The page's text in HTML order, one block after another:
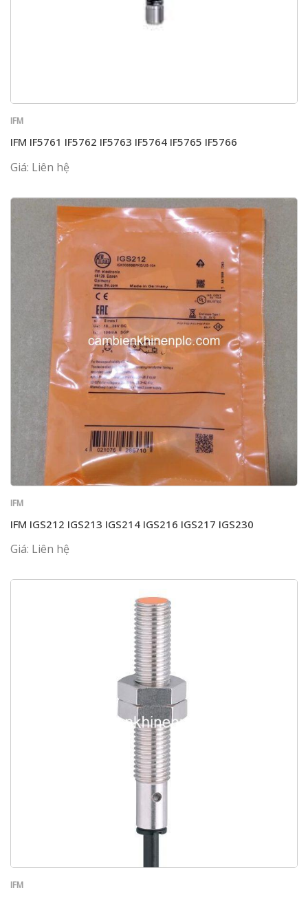
IFM
IFM IF5761 IF5762 IF5763 IF5764 IF5765 IF5766
Giá: Liên hệ
IFM
IFM IGS212 IGS213 IGS214 IGS216 IGS217 IGS230
Giá: Liên hệ
IFM